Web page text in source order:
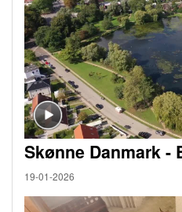
Skønne Danmark -
19-01-2026